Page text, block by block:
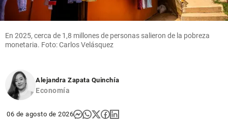
En 2025, cerca de 1,8 millones de personas salieron de la pobreza
monetaria. Foto: Carlos Velásquez
Alejandra Zapata Quinchía
Economía
06 de agosto de 2026